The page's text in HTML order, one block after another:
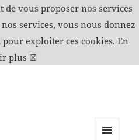
de vous proposer nos services
services, vous nous donnez
exploiter ces cookies. En
plus ☒